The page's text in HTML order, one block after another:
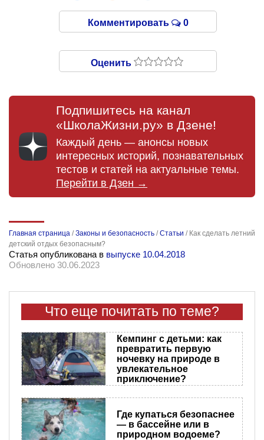
Комментировать 0
Оценить
Подпишитесь на канал
«ШколаЖизни.ру» в Дзене!
Каждый день — анонсы новых
интересных историй, познавательных
тестов и статей на актуальные темы.
Перейти в Дзен →
Главная страница /Законы и безопасность /Статьи / Как сделать летний
детский отдых безопасным?
Статья опубликована в выпуске 10.04.2018
Обновлено 30.06.2023
Что еще почитать по теме?
Кемпинг с детьми: как
превратить первую
ночевку на природе в
увлекательное
приключение?
Где купаться безопаснее
— в бассейне или в
природном водоеме?